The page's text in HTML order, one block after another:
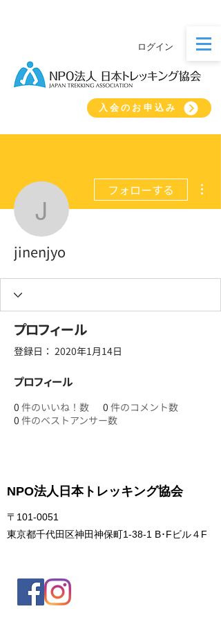
ログイン
入会のお申込み
jinenjyo
フォローする
jinenjyo
プロフィール
登録日： 2020年1月14日
プロフィール
0 件のいいね！数 0 件のコメント数
0 件のベストアンサー数
NPO法人日本トレッキング協会
〒101-0051
東京都千代田区神田神保町1-38-1 B･Fビル４F